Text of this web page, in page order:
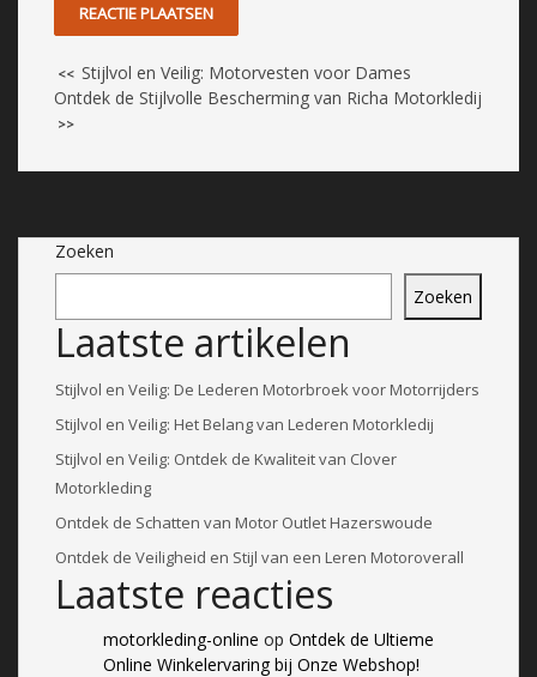
<< Stijlvol en Veilig: Motorvesten voor Dames
Ontdek de Stijlvolle Bescherming van Richa Motorkledij
>>
Zoeken
Zoeken
Laatste artikelen
Stijlvol en Veilig: De Lederen Motorbroek voor Motorrijders
Stijlvol en Veilig: Het Belang van Lederen Motorkledij
Stijlvol en Veilig: Ontdek de Kwaliteit van Clover
Motorkleding
Ontdek de Schatten van Motor Outlet Hazerswoude
Ontdek de Veiligheid en Stijl van een Leren Motoroverall
Laatste reacties
motorkleding-online op Ontdek de Ultieme
Online Winkelervaring bij Onze Webshop!